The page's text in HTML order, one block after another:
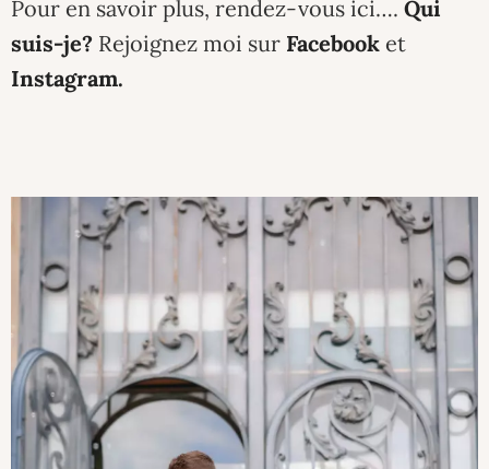
Pour en savoir plus, rendez-vous ici…. Qui
suis-je? Rejoignez moi sur Facebook et
Instagram.